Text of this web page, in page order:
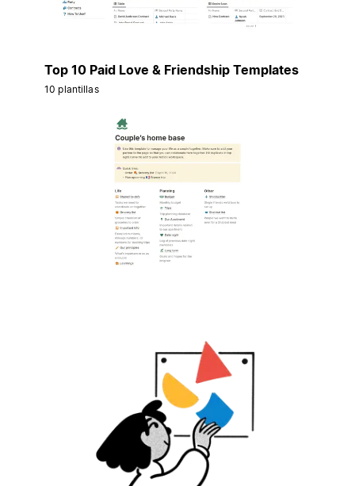
Top 10 Paid Love & Friendship Templates
10 plantillas